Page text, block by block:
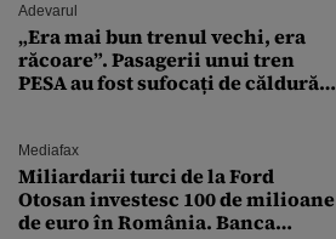
Adevarul
„Era mai bun trenul vechi, era
răcoare”. Pasagerii unui tren
PESA au fost sufocați de căldură
Mediafax
Miliardarii turci de la Ford
Otosan investesc 100 de milioane
de euro în România. Banca